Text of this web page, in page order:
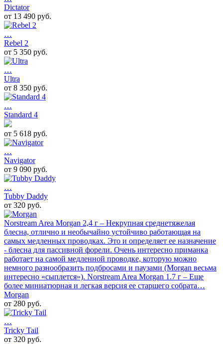
Dictator
от 13 490 руб.
…
Rebel 2
от 5 350 руб.
…
Ultra
от 8 350 руб.
…
Standard 4
от 5 618 руб.
…
Navigator
от 9 090 руб.
…
Tubby Daddy
от 320 руб.
Norstream Area Morgan 2,4 г – Некрупная среднетяжелая
блесна, отлично и необычайно устойчиво работающая на
самых медленных проводках. Это и определяет ее назначение
- блесна для пассивной форели. Очень интересно приманка
работает на самой медленной проводке, которую можно
немного разнообразить подбросами и паузами (Morgan весьма
интересно «сыплется»). Norstream Area Morgan 1.7 г – Еще
более миниатюрная и легкая версия ее старшего собрата…
Morgan
от 280 руб.
…
Tricky Tail
от 320 руб.